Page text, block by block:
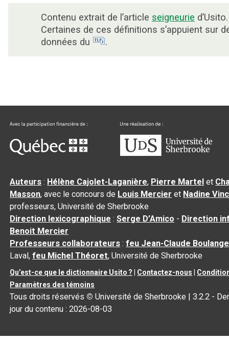
Contenu extrait de l’article seigneurie d’Usito.
Certaines de ces définitions s’appuient sur
données du
.
Auteurs : Hélène Cajolet-Laganière, Pierre Martel et
Masson, avec le concours de Louis Mercier et Nadine
professeurs, Université de Sherbrooke
Direction lexicographique :Serge D’Amico - Direction
Benoit Mercier
Professeurs collaborateurs :feu Jean-Claude
Laval,feu Michel Théoret, Université de Sherbrooke
Qu’est-ce que le dictionnaire Usito ? Contactez-nous
Paramètres des témoins
Tous droits réservés © Université de Sherbrooke |3.2.2 -
jour du contenu :2026-08-03